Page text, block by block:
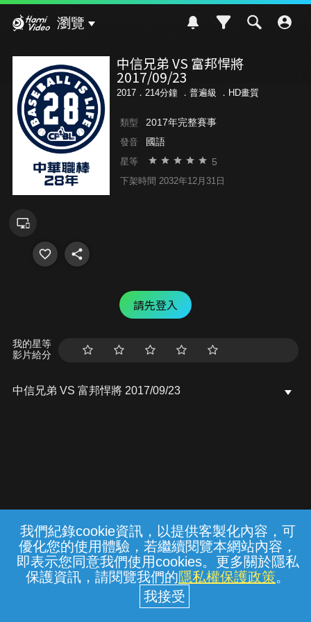
我們紀錄cookie資訊，以提供客製化內容，可
優化您的使用體驗，若繼續閱覽本網站內容，
即表示您同意我們使用cookies。更多關於隱私
保護資訊，請閱覽我們的隱私權保護政策。
瀏覽
中信兄弟 VS 富邦悍將
2017/09/23
2017．214分鐘 ． 普遍級 ．HD畫質
類型 2017年完整賽事
發音 國語
星等 5
下架時間 2032年12月31日
請先登入
我的星等
影片給分
中信兄弟 VS 富邦悍將 2017/09/23
常見問題 線上客服 服務條款 隱私權保護
中華電信股份有限公司個人家庭分公司
(統一編號：96979949) © 2026
{{notifyMsg}}